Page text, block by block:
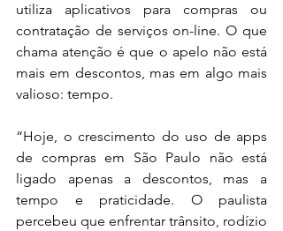
utiliza aplicativos para compras ou
contratação de serviços on-line. O que
chama atenção é que o apelo não está
mais em descontos, mas em algo mais
valioso: tempo.
“Hoje, o crescimento do uso de apps
de compras em São Paulo não está
ligado apenas a descontos, mas a
tempo e praticidade. O paulista
percebeu que enfrentar trânsito, rodízio